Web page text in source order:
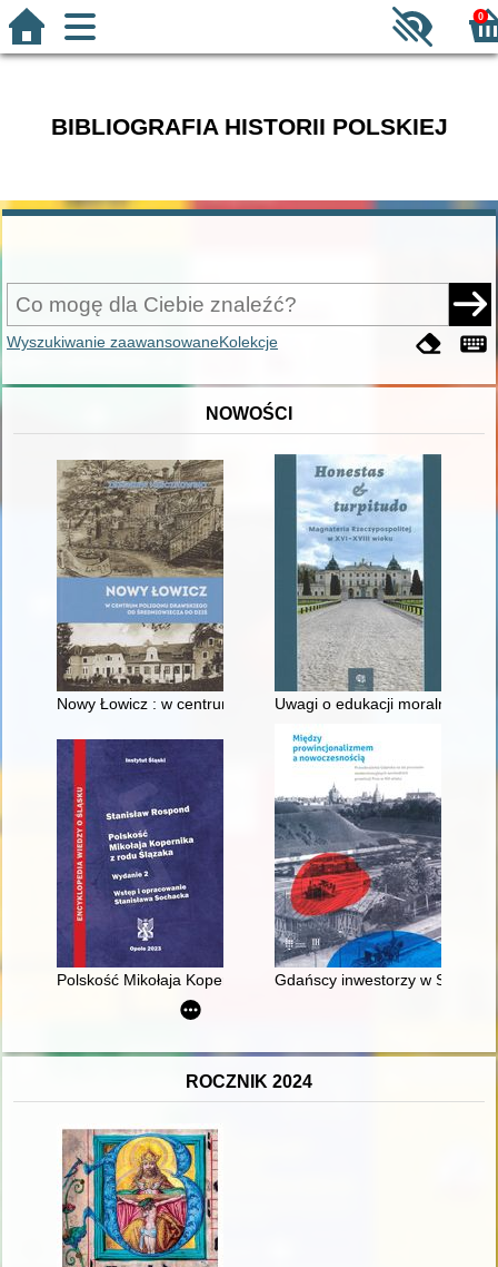
0
BIBLIOGRAFIA HISTORII POLSKIEJ
Wyszukiwanie zaawansowaneKolekcje
NOWOŚCI
Nowy Łowicz : w centrum poligonu drawskiego od
Uwagi o edukacji moralnej
Polskość Mikołaja Kopernika z rodu Ślązaka
Gdańscy inwestorzy w
ROCZNIK 2024